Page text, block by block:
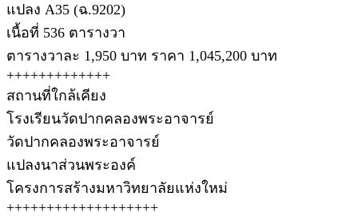
แปลง A35 (ฉ.9202)
เนื้อที่ 536 ตารางวา
ตารางวาละ 1,950 บาท ราคา 1,045,200 บาท
+++++++++++++
สถานที่ใกล้เคียง
โรงเรียนวัดปากคลองพระอาจารย์
วัดปากคลองพระอาจารย์
แปลงนาส่วนพระองค์
โครงการสร้างมหาวิทยาลัยแห่งใหม่
+++++++++++++++++++